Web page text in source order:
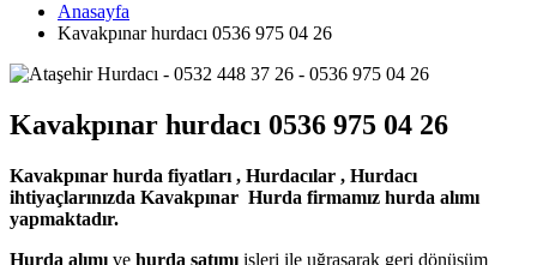
Anasayfa
Kavakpınar hurdacı 0536 975 04 26
Kavakpınar hurdacı 0536 975 04 26
Kavakpınar hurda fiyatları , Hurdacılar , Hurdacı
ihtiyaçlarınızda Kavakpınar Hurda firmamız hurda alımı
yapmaktadır.
Hurda alımı ve hurda satımı işleri ile uğraşarak geri dönüşüm